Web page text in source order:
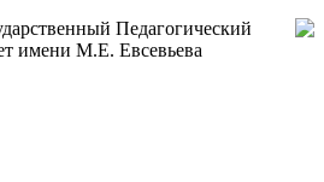
Педагогический
имени М.Е. Евсевьева